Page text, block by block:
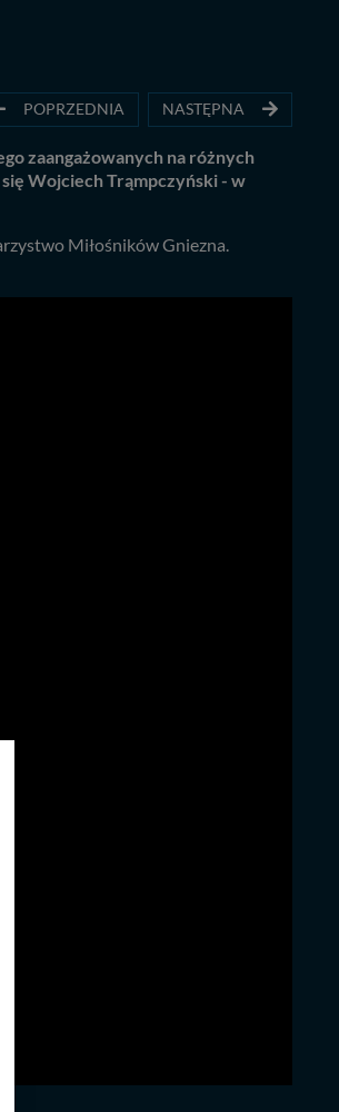
POPRZEDNIA NASTĘPNA
zaangażowanych na różnych
Wojciech Trąmpczyński - w
Miłośników Gniezna.